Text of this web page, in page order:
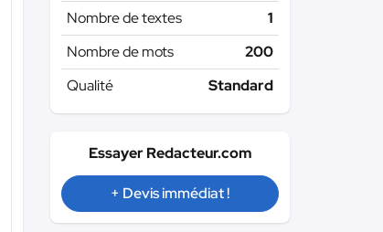
Nombre de textes
1
Nombre de mots
200
Qualité
Standard
Essayer Redacteur.com
+ Devis immédiat !